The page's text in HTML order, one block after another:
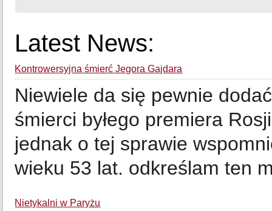
Latest News:
Kontrowersyjna śmierć Jegora Gajdara
Niewiele da się pewnie
śmierci byłego premiera
jednak o tej sprawie
wieku 53 lat. odkreślam ten
Nietykalni w Paryżu